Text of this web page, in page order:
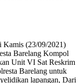
Kamis (23/09/2021)
Barelang Kompol
Unit VI Sat Reskrim
Barelang untuk
lapangan, Dari